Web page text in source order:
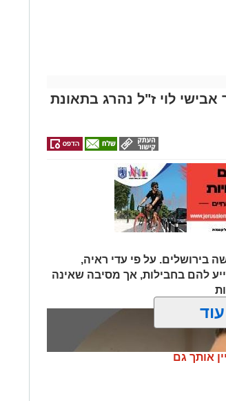
לוי ז"ל נהרג בתאונת
בירושלים. על פי עדי ראיה,
להם בחבילות, אך מסיבה שאינה
אותך גם